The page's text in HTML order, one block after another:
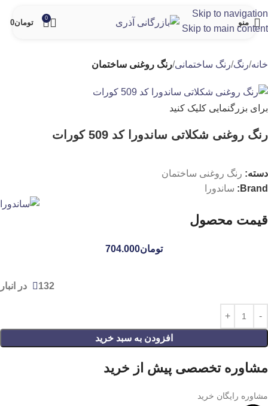
Skip to navigation
Skip to main content
منو
0
تومان0
خانه رنگ رنگ ساختمانی رنگ روغنی ساختمان
برای بزرگنمایی کلیک کنید
رنگ روغنی شکلاتی ساندورا کد 509 کورات
دسته: رنگ روغنی ساختمان
Brand:
ساندورا
قیمت محصول
تومان704.000
132 در انبار
افزودن به سبد خرید
مشاوره تخصصی پیش از خرید
مشاوره رایگان خرید